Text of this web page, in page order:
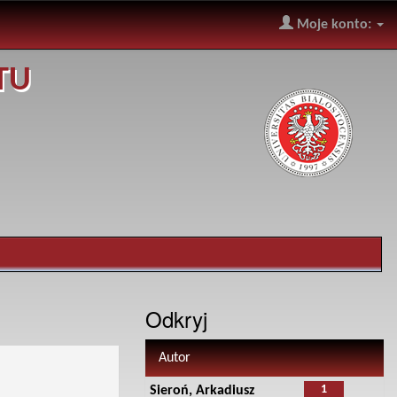
Moje konto:
Odkryj
Autor
1
Sieroń, Arkadiusz